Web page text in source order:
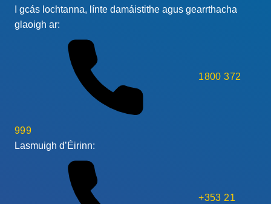
I gcás lochtanna, línte damáistithe agus gearrthacha
glaoigh ar:
1800 372
999
Lasmuigh d’Éirinn:
+353 21